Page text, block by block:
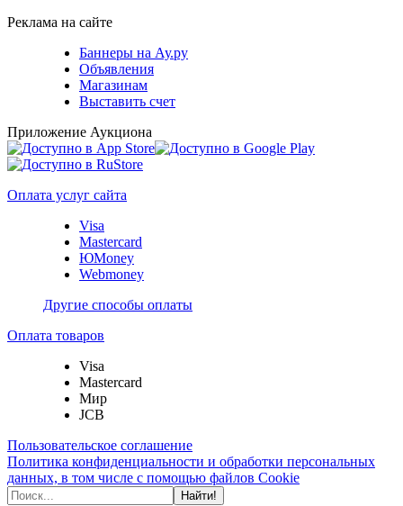
Реклама на сайте
Баннеры на Ау.ру
Объявления
Магазинам
Выставить счет
Приложение Аукциона
Оплата услуг сайта
Visa
Mastercard
ЮMoney
Webmoney
Другие способы оплаты
Оплата товаров
Visa
Mastercard
Мир
JCB
Пользовательское соглашение
Политика конфиденциальности и обработки персональных
данных, в том числе с помощью файлов Cookie
Найти!